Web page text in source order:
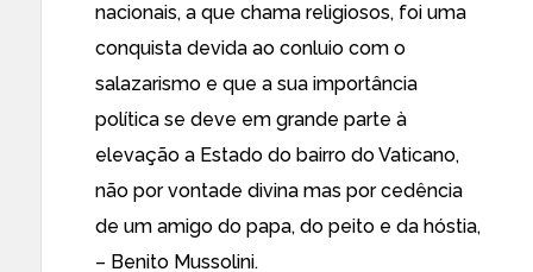
nacionais, a que chama religiosos, foi uma
conquista devida ao conluio com o
salazarismo e que a sua importância
política se deve em grande parte à
elevação a Estado do bairro do Vaticano,
não por vontade divina mas por cedência
de um amigo do papa, do peito e da hóstia,
– Benito Mussolini.